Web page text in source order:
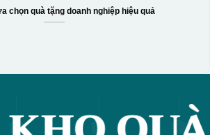
chọn quà tặng doanh nghiệp hiệu quả